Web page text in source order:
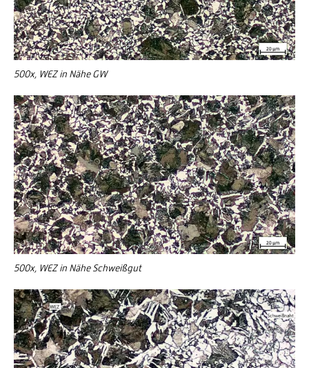
500x, WEZ in Nähe GW
500x, WEZ in Nähe Schweißgut